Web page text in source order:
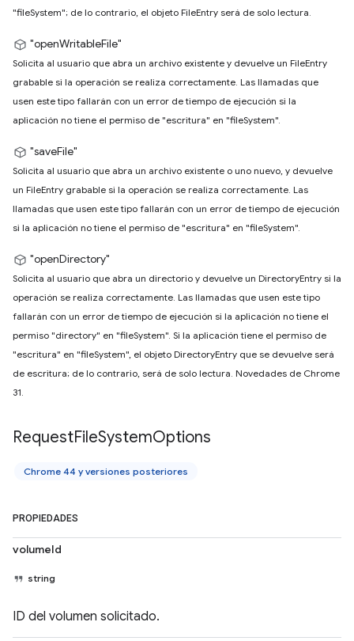
"fileSystem"; de lo contrario, el objeto FileEntry será de solo lectura.
"openWritableFile"
Solicita al usuario que abra un archivo existente y devuelve un FileEntry
grabable si la operación se realiza correctamente. Las llamadas que
usen este tipo fallarán con un error de tiempo de ejecución si la
aplicación no tiene el permiso de "escritura" en "fileSystem".
"saveFile"
Solicita al usuario que abra un archivo existente o uno nuevo, y devuelve
un FileEntry grabable si la operación se realiza correctamente. Las
llamadas que usen este tipo fallarán con un error de tiempo de ejecución
si la aplicación no tiene el permiso de "escritura" en "fileSystem".
"openDirectory"
Solicita al usuario que abra un directorio y devuelve un DirectoryEntry si la
operación se realiza correctamente. Las llamadas que usen este tipo
fallarán con un error de tiempo de ejecución si la aplicación no tiene el
permiso "directory" en "fileSystem". Si la aplicación tiene el permiso de
"escritura" en "fileSystem", el objeto DirectoryEntry que se devuelve será
de escritura; de lo contrario, será de solo lectura. Novedades de Chrome
31.
RequestFileSystemOptions
Chrome 44 y versiones posteriores
PROPIEDADES
volumeId
string
ID del volumen solicitado.